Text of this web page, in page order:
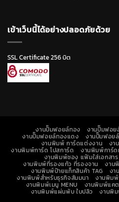
เข้าเว็บนี้ได้อย่างปลอดภัยด้วย
SSL Certificate 256 บิต
งานปั๊มฟอยล์ทอง งานปั๊มฟอย
งานปั๊มฟอยล์ทองแดง งานปั๊มฟอย
งานพิมพ์ การ์ดแต่งงาน งา
งานพิมพ์การ์ด โปสการ์ด งานพิมพ์การ์ด
งานพิมพ์ซอง แฟ้มใส่เอกสาร
งานพิมพ์ที่รองแก้ว ที่รองจาน งาน
งานพิมพ์ป้ายแท็กสินค้า TAG งา
งานพิมพ์สำหรับธุรกิจสัมมนา งานพิม
งานพิมพ์เมนู MENU งานพิมพ์แค
งานพิมพ์แผ่นพับ ใบปลิว งานพิ